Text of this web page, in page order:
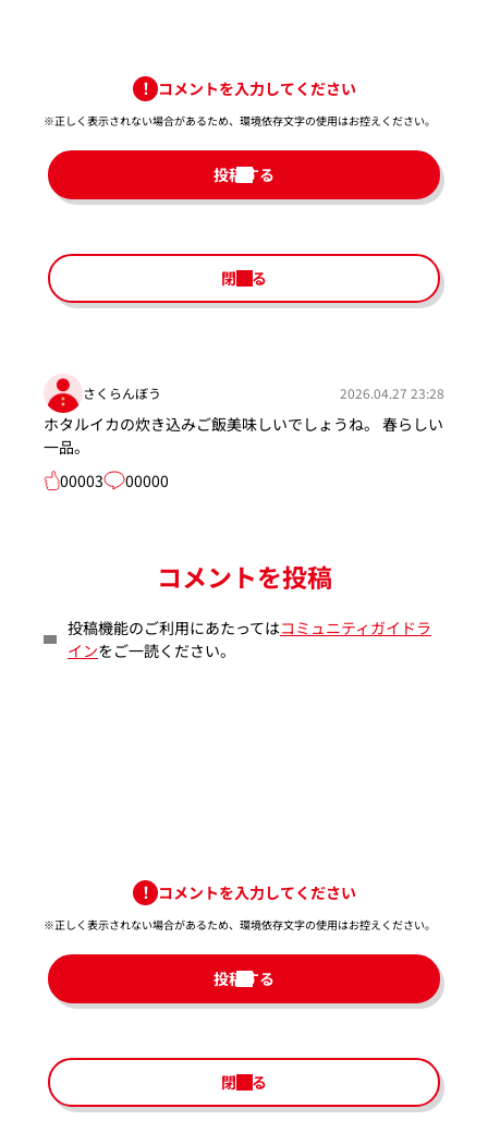
コメントを入力してください
※正しく表示されない場合があるため、環境依存文字の使用はお控えください。​
投稿する
閉じる
さくらんぼう 2026.04.27 23:28
ホタルイカの炊き込みご飯美味しいでしょうね。 春らしい
一品。
00003
00000
コメントを投稿
投稿機能のご利用にあたってはコミュニティガイドラ
インをご一読ください。
コメントを入力してください
※正しく表示されない場合があるため、環境依存文字の使用はお控えください。​
投稿する
閉じる